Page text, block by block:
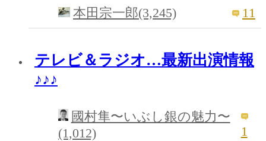
本田宗一郎(3,245) 11
テレビ＆ラジオ…最新出演情報
♪♪♪
國村隼〜いぶし銀の魅力〜
(1,012)
1